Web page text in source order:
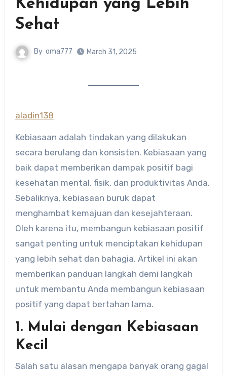
Kehidupan yang Lebih
Sehat
By oma777 March 31, 2025
aladin138
Kebiasaan adalah tindakan yang dilakukan
secara berulang dan konsisten. Kebiasaan yang
baik dapat memberikan dampak positif bagi
kesehatan mental, fisik, dan produktivitas Anda.
Sebaliknya, kebiasaan buruk dapat
menghambat kemajuan dan kesejahteraan.
Oleh karena itu, membangun kebiasaan positif
sangat penting untuk menciptakan kehidupan
yang lebih sehat dan bahagia. Artikel ini akan
memberikan panduan langkah demi langkah
untuk membantu Anda membangun kebiasaan
positif yang dapat bertahan lama.
1. Mulai dengan Kebiasaan
Kecil
Salah satu alasan mengapa banyak orang gagal